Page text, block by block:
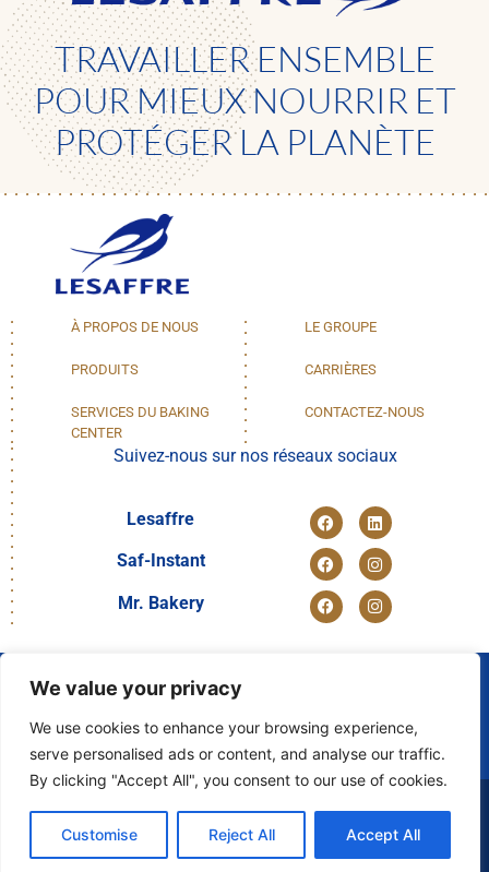
We value your privacy
We use cookies to enhance your browsing experience,
serve personalised ads or content, and analyse our traffic.
By clicking "Accept All", you consent to our use of cookies.
Customise Reject All Accept All
TRAVAILLER ENSEMBLE
POUR MIEUX NOURRIR ET
PROTÉGER LA PLANÈTE
À PROPOS DE NOUS
PRODUITS
SERVICES DU BAKING
CENTER
LE GROUPE
CARRIÈRES
CONTACTEZ-NOUS
Suivez-nous sur nos réseaux sociaux
Lesaffre
Saf-Instant
Mr. Bakery
NOUS
DÉCOUVRIR
© 2024 LESAFFRE EGYPT
Arabe Anglais